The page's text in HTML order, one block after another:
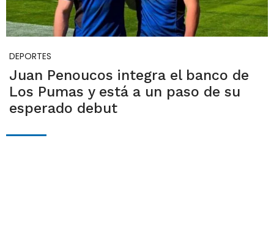
DEPORTES
Juan Penoucos integra el banco de
Los Pumas y está a un paso de su
esperado debut